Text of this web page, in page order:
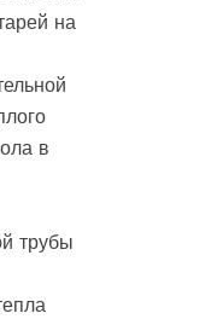
на
в
трубы